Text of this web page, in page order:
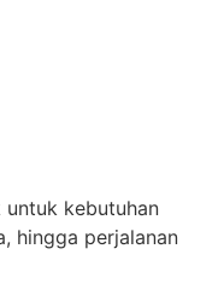
kebutuhan
hingga perjalanan